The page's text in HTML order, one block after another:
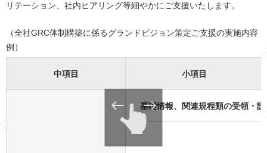
リテーション、社内ヒアリング等細やかにご支援いたします。
（全社GRC体制構築に係るグランドビジョン策定ご支援の実施内容
例）
中項目 小項目
基礎情報、関連規程類の受領・